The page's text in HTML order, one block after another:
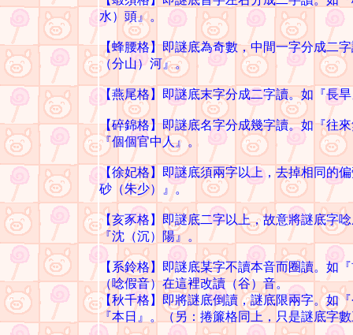
水）頭』。
【蜂腰格】即謎底為奇數，中間一字分成二
（分山）河』。
【燕尾格】即謎底末字分成二字讀。如『
【碎錦格】即謎底名字分成幾字讀。如『往
『個個官中人』。
【徐妃格】即謎底須兩字以上，去掉相同的
砂（朱少）』。
【亥豕格】即謎底二字以上，故意將謎底字
『沈（沉）陽』。
【系鈴格】即謎底某字不讀本音而圈讀。如
（唸假音）在這裡改讀（谷）音。
【秋千格】即將謎底倒讀，謎底限兩字。如
『本日』。（另：捲簾格同上，只是謎底字